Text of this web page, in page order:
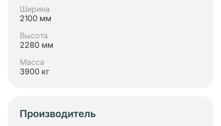
Ширина
2100 мм
Высота
2280 мм
Масса
3900 кг
Производитель